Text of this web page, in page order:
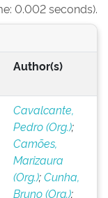
0.002 seconds).
Author(s)
Cavalcante,
Pedro (Org.);
Camões,
Marizaura
(Org.);Cunha,
Bruno (Org.);